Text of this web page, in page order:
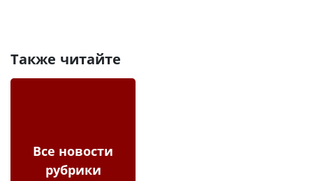
Также читайте
Все новости
рубрики